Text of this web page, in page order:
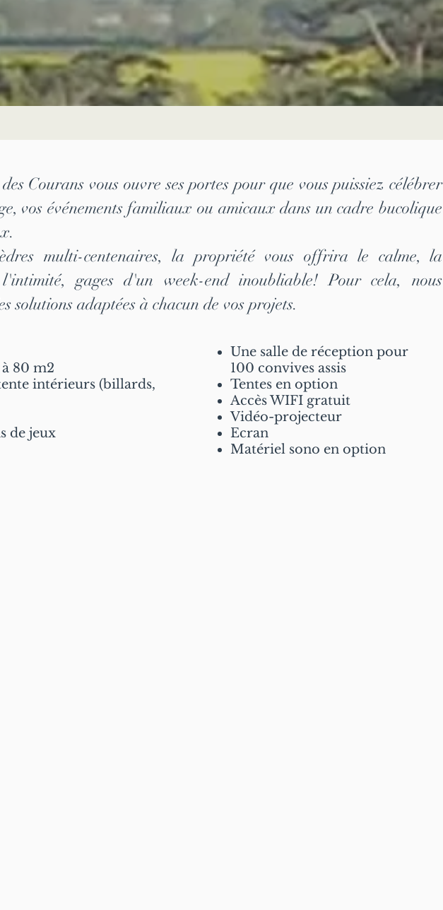
Courans vous ouvre ses portes pour que vous puissiez célébrer
vos événements familiaux ou amicaux dans un cadre bucolique
multi-centenaires, la propriété vous offrira le calme, la
gages d'un week-end inoubliable! Pour cela, nous
solutions adaptées à chacun de vos projets.
80 m2
intérieurs (billards,
de jeux
Une salle de réception pour
100 convives assis
Tentes en option
Accès WIFI gratuit
Vidéo-projecteur
Ecran
Matériel sono en option